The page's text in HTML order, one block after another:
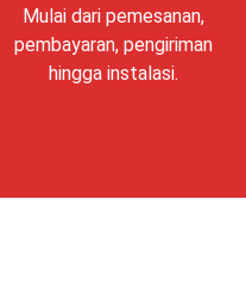
Mulai dari pemesanan,
pembayaran, pengiriman
hingga instalasi.